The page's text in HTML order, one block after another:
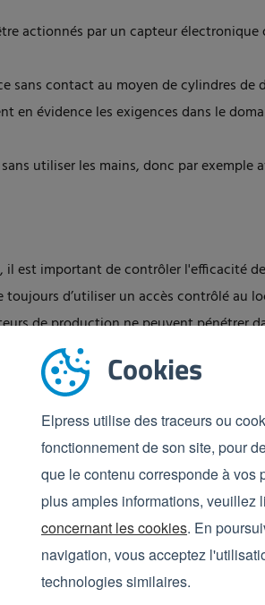
Cookies
Elpress utilise des traceurs ou
fonctionnement de son site, pour
que le contenu corresponde à vos
plus amples informations, veuillez
concernant les cookies. En
navigation, vous acceptez
technologies similaires.
actionnés par un capteur électronique
sans contact au moyen de cylindres de
en évidence les exigences dans le
utiliser les mains, donc par exemple
il est important de contrôler l'efficacité
toujours d’utiliser un accès contrôlé au
de production ne peuvent pénétrer
portique d'accès ne s’ouvre que
et que l'hygiène personnelle peut donc
l'hygiène